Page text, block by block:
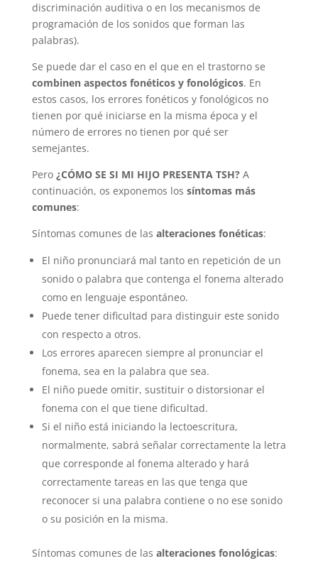
discriminación auditiva o en los mecanismos de
programación de los sonidos que forman las
palabras).
Se puede dar el caso en el que en el trastorno se
combinen aspectos fonéticos y fonológicos. En
estos casos, los errores fonéticos y fonológicos no
tienen por qué iniciarse en la misma época y el
número de errores no tienen por qué ser
semejantes.
Pero ¿CÓMO SE SI MI HIJO PRESENTA TSH? A
continuación, os exponemos los síntomas más
comunes:
Síntomas comunes de las alteraciones fonéticas:
El niño pronunciará mal tanto en repetición de un
sonido o palabra que contenga el fonema alterado
como en lenguaje espontáneo.
Puede tener dificultad para distinguir este sonido
con respecto a otros.
Los errores aparecen siempre al pronunciar el
fonema, sea en la palabra que sea.
El niño puede omitir, sustituir o distorsionar el
fonema con el que tiene dificultad.
Si el niño está iniciando la lectoescritura,
normalmente, sabrá señalar correctamente la letra
que corresponde al fonema alterado y hará
correctamente tareas en las que tenga que
reconocer si una palabra contiene o no ese sonido
o su posición en la misma.
Síntomas comunes de las alteraciones fonológicas: